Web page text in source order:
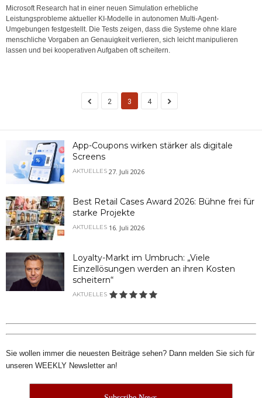
Microsoft Research hat in einer neuen Simulation erhebliche
Leistungsprobleme aktueller KI-Modelle in autonomen Multi-Agent-
Umgebungen festgestellt. Die Tests zeigen, dass die Systeme ohne klare
menschliche Vorgaben an Genauigkeit verlieren, sich leicht manipulieren
lassen und bei kooperativen Aufgaben oft scheitern.
2 3 4
App-Coupons wirken stärker als digitale
Screens
AKTUELLES 27. Juli 2026
Best Retail Cases Award 2026: Bühne frei für
starke Projekte
AKTUELLES 16. Juli 2026
Loyalty-Markt im Umbruch: „Viele
Einzellösungen werden an ihren Kosten
scheitern“
AKTUELLES
Sie wollen immer die neuesten Beiträge sehen? Dann melden Sie sich für
unseren WEEKLY Newsletter an!